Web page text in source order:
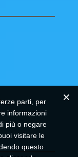
parti, per
informazioni
più o negare
visitare le
questo